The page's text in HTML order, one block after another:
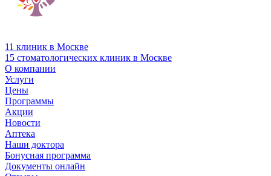
11 клиник в Москве
15 стоматологических клиник в Москве
О компании
Услуги
Цены
Программы
Акции
Новости
Аптека
Наши доктора
Бонусная программа
Документы онлайн